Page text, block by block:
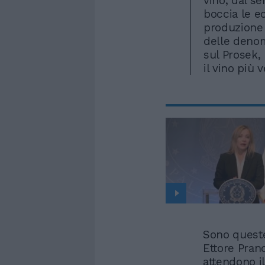
boccia le
delle
sul
il vino più
Sono
Ettore
attendono